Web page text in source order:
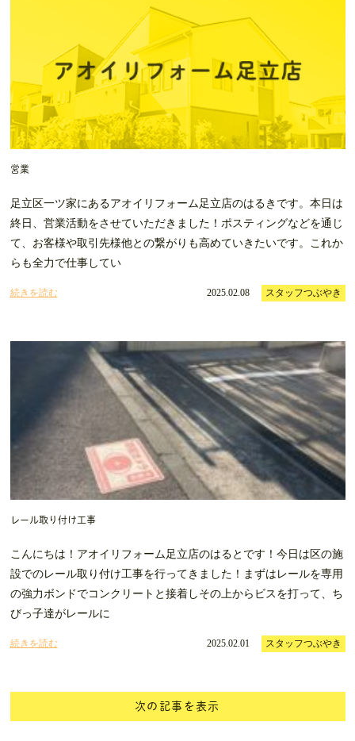
営業
足立区一ツ家にあるアオイリフォーム足立店のはるきです。本日は
終日、営業活動をさせていただきました！ポスティングなどを通じ
て、お客様や取引先様他との繋がりも高めていきたいです。これか
らも全力で仕事してい
続きを読む 2025.02.08 スタッフつぶやき
レール取り付け工事
こんにちは！アオイリフォーム足立店のはるとです！今日は区の施
設でのレール取り付け工事を行ってきました！まずはレールを専用
の強力ボンドでコンクリートと接着しその上からビスを打って、ち
びっ子達がレールに
続きを読む 2025.02.01 スタッフつぶやき
次の記事を表示